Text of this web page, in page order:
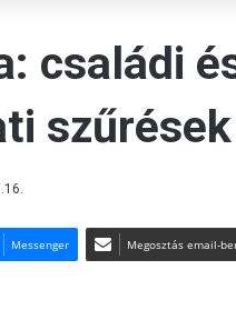
családi
Messenger Megosztás email-